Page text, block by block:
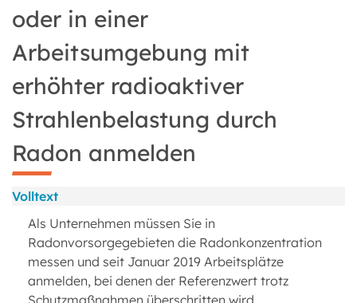
oder in einer
Arbeitsumgebung mit
erhöhter radioaktiver
Strahlenbelastung durch
Radon anmelden
Volltext
Als Unternehmen müssen Sie in
Radonvorsorgegebieten die Radonkonzentration
messen und seit Januar 2019 Arbeitsplätze
anmelden, bei denen der Referenzwert trotz
Schutzmaßnahmen überschritten wird.